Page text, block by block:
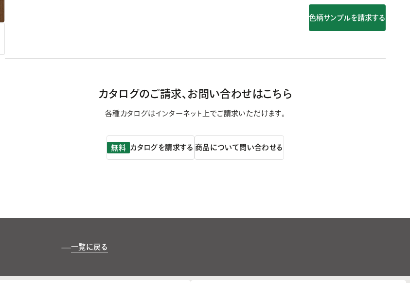
色柄サンプルを請求する
カタログのご請求、 お問い合わせはこちら
各種カタログはインターネット上でご請求いただけます。
無料 カタログを請求する 商品について問い合わせる
一覧に戻る